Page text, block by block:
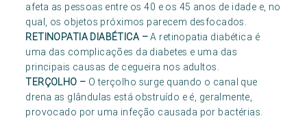
afeta as pessoas entre os 40 e os 45 anos de idade e, no
qual, os objetos próximos parecem desfocados.
RETINOPATIA DIABÉTICA –A retinopatia diabética é
uma das complicações da diabetes e uma das
principais causas de cegueira nos adultos.
TERÇOLHO – O terçolho surge quando o canal que
drena as glândulas está obstruído e é, geralmente,
provocado por uma infeção causada por bactérias.